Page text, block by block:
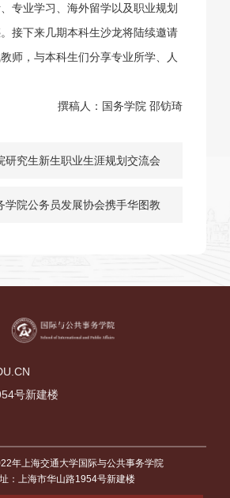
专业学习、海外留学以及职业规划
接下来几期本科生沙龙将陆续邀请
师，与本科生们分享专业所学、人
撰稿人：国务学院 邵钫琦
研究生新生职业生涯规划交流会
召开
学院公务员发展协会携手华图教
号新建楼
年上海交通大学国际与公共事务学院
：上海市华山路1954号新建楼